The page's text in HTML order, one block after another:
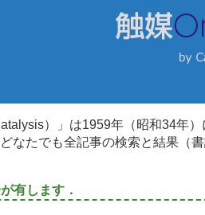
）」は1959年（昭和34年
なたでも全記事の検索と結果（
有します．